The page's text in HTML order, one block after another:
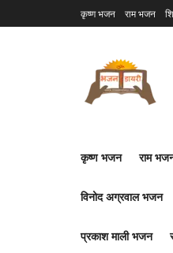
कृष्ण भजन राम भजन
कृष्ण भजन राम
विनोद अग्रवाल भजन
प्रकाश माली भजन